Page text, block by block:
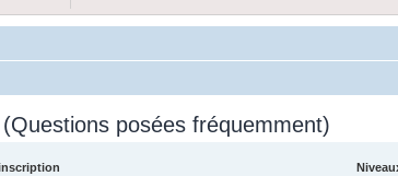
posées fréquemment)